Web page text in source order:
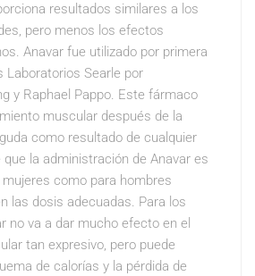
resultados similares a los
pero menos los efectos
Anavar fue utilizado por primera
Laboratorios Searle por
y Raphael Pappo. Este fármaco
muscular después de la
como resultado de cualquier
la administración de Anavar es
como para hombres
las dosis adecuadas. Para los
no va a dar mucho efecto en el
tan expresivo, pero puede
de calorías y la pérdida de